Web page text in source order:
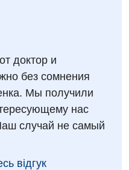
доктор и
без сомнения
Мы получили
нас
случай не самый
відгук